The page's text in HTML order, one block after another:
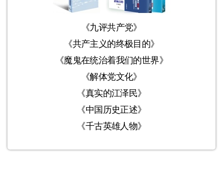
《九评共产党》
《共产主义的终极目的》
《魔鬼在统治着我们的世界》
《解体党文化》
《真实的江泽民》
《中国历史正述》
《千古英雄人物》